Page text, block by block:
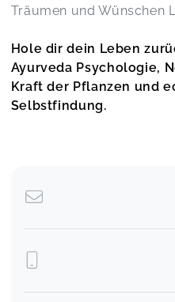
Träumen und Wünschen
Hole dir dein Leben
Ayurveda Psychologie,
Kraft der Pflanzen und
Selbstfindung.